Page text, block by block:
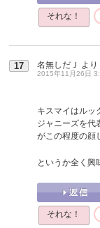
それな！
17 名無しだＪ より
2015年11月26日
キスマイはルッ
ジャニーズを代
がこの程度の顔
というか全く興
それな！